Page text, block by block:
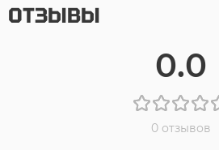
ОТЗЫВЫ
0.0
0 отзывов